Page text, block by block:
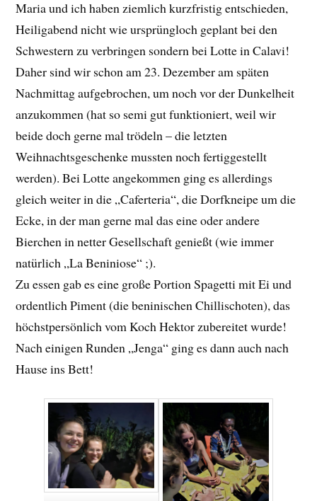
Maria und ich haben ziemlich kurzfristig entschieden,
Heiligabend nicht wie ursprüngloch geplant bei den
Schwestern zu verbringen sondern bei Lotte in Calavi!
Daher sind wir schon am 23. Dezember am späten
Nachmittag aufgebrochen, um noch vor der Dunkelheit
anzukommen (hat so semi gut funktioniert, weil wir
beide doch gerne mal trödeln – die letzten
Weihnachtsgeschenke mussten noch fertiggestellt
werden). Bei Lotte angekommen ging es allerdings
gleich weiter in die „Caferteria“, die Dorfkneipe um die
Ecke, in der man gerne mal das eine oder andere
Bierchen in netter Gesellschaft genießt (wie immer
natürlich „La Beniniose“ ;).
Zu essen gab es eine große Portion Spagetti mit Ei und
ordentlich Piment (die beninischen Chillischoten), das
höchstpersönlich vom Koch Hektor zubereitet wurde!
Nach einigen Runden „Jenga“ ging es dann auch nach
Hause ins Bett!